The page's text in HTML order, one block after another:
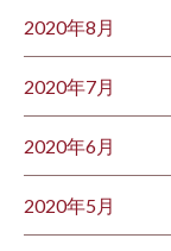
2020年8月
2020年7月
2020年6月
2020年5月